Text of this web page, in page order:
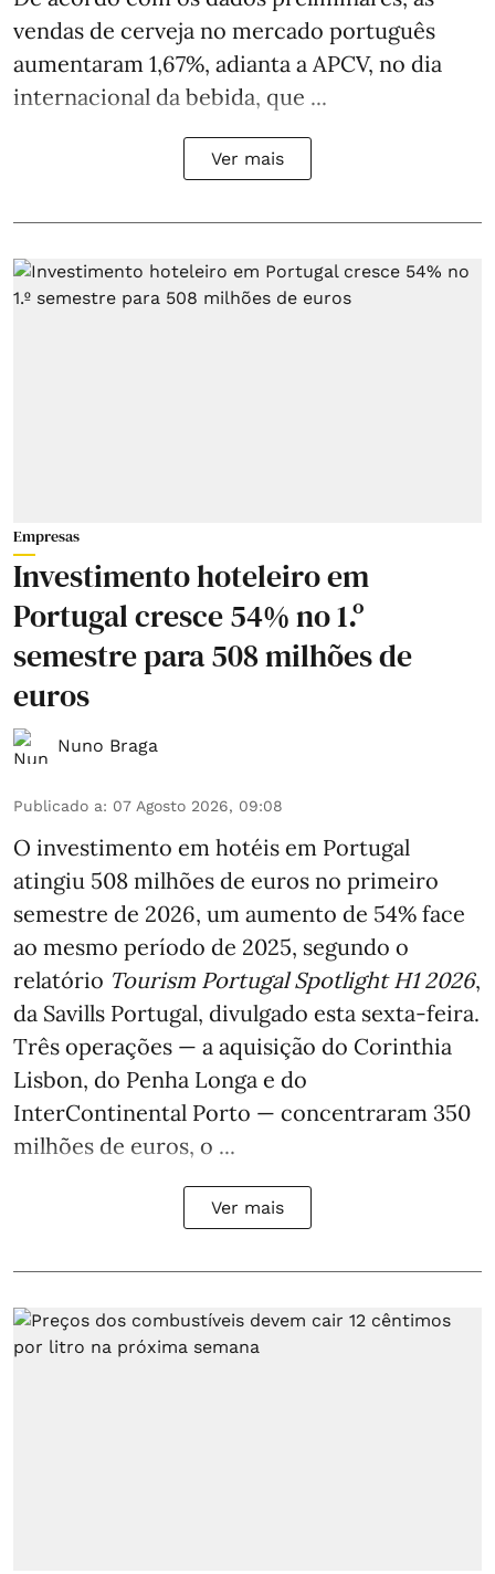
vendas de cerveja no mercado português
aumentaram 1,67%, adianta a APCV, no dia
internacional da bebida, que ...
Ver mais
Empresas
Investimento hoteleiro em
Portugal cresce 54% no 1.º
semestre para 508 milhões de
euros
Nuno Braga
Publicado a: 07 Agosto 2026, 09:08
O investimento em hotéis em Portugal
atingiu 508 milhões de euros no primeiro
semestre de 2026, um aumento de 54% face
ao mesmo período de 2025, segundo o
relatório Tourism Portugal Spotlight H1 2026,
da Savills Portugal, divulgado esta sexta-feira.
Três operações — a aquisição do Corinthia
Lisbon, do Penha Longa e do
InterContinental Porto — concentraram 350
milhões de euros, o ...
Ver mais